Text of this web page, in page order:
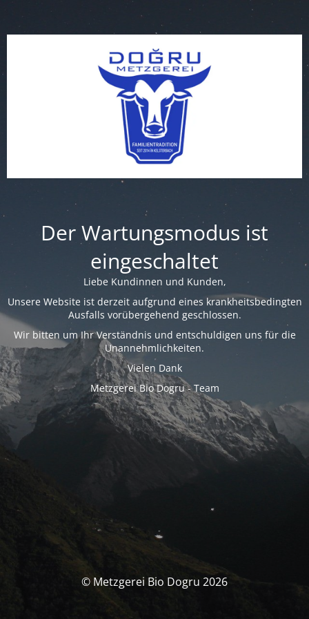
Der Wartungsmodus ist
eingeschaltet
Liebe Kundinnen und Kunden,
Unsere Website ist derzeit aufgrund eines krankheitsbedingten
Ausfalls vorübergehend geschlossen.
Wir bitten um Ihr Verständnis und entschuldigen uns für die
Unannehmlichkeiten.
Vielen Dank
Metzgerei Bio Dogru - Team
© Metzgerei Bio Dogru 2026